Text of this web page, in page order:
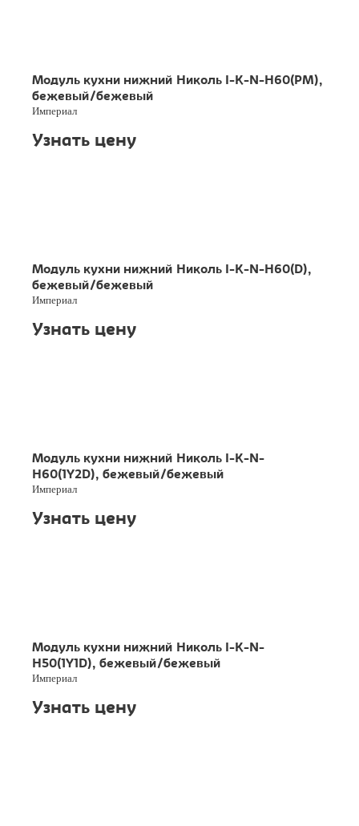
Модуль кухни нижний Николь I-K-N-H60(PM),
бежевый/бежевый
Империал
Узнать цену
Модуль кухни нижний Николь I-K-N-H60(D),
бежевый/бежевый
Империал
Узнать цену
Модуль кухни нижний Николь I-K-N-
H60(1Y2D), бежевый/бежевый
Империал
Узнать цену
Модуль кухни нижний Николь I-K-N-
H50(1Y1D), бежевый/бежевый
Империал
Узнать цену